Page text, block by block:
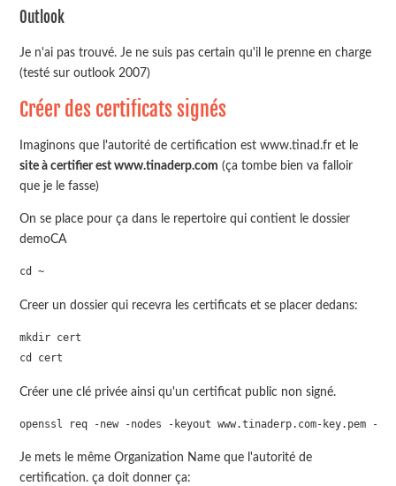
Outlook
Je n'ai pas trouvé. Je ne suis pas certain qu'il le prenne en charge
(testé sur outlook 2007)
Créer des certificats signés
Imaginons que l'autorité de certification est www.tinad.fr et le
site à certifier est www.tinaderp.com (ça tombe bien va falloir
que je le fasse)
On se place pour ça dans le repertoire qui contient le dossier
demoCA
cd ~
Creer un dossier qui recevra les certificats et se placer dedans:
mkdir cert
cd cert
Créer une clé privée ainsi qu'un certificat public non signé.
openssl req -new -nodes -keyout www.tinaderp.com-key.pem -
Je mets le même Organization Name que l'autorité de
certification. ça doit donner ça: